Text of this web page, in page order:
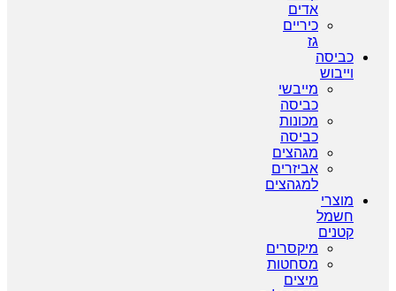
אדים
כיריים
גז
כביסה
וייבוש
מייבשי
כביסה
מכונות
כביסה
מגהצים
אביזרים
למגהצים
מוצרי
חשמל
קטנים
מיקסרים
מסחטות
מיצים